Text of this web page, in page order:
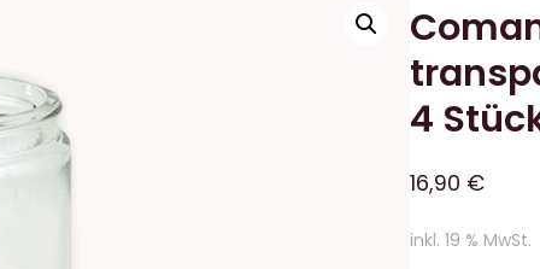
4
16,90 €
inkl. 19 % MwSt.